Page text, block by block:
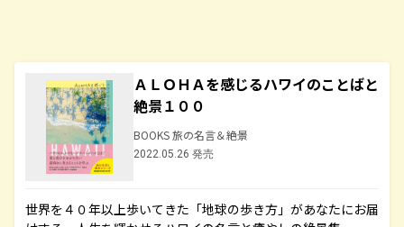
ＡＬＯＨＡを感じるハワイのことばと
絶景１００
BOOKS 旅の名言＆絶景
2022.05.26 発売
世界を４０年以上歩いてきた「地球の歩き方」があなたにお届